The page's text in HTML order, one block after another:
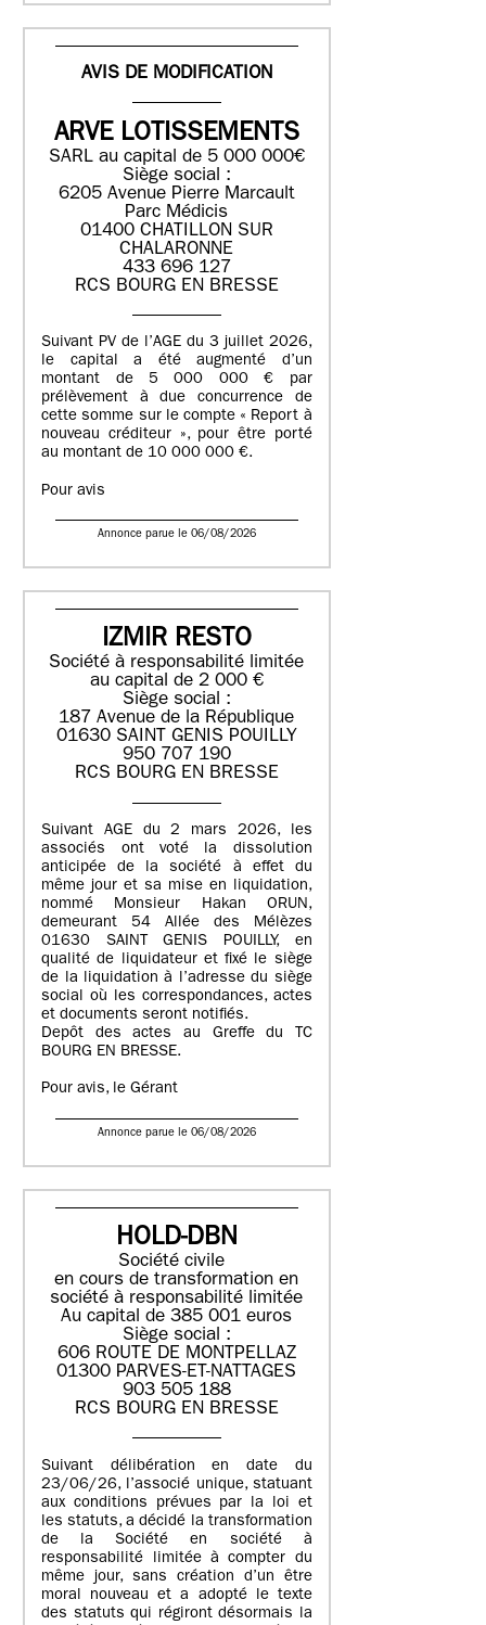
AVIS DE MODIFICATION
ARVE LOTISSEMENTS
SARL au capital de 5 000 000€
Siège social :
6205 Avenue Pierre Marcault
Parc Médicis
01400 CHATILLON SUR
CHALARONNE
433 696 127
RCS BOURG EN BRESSE
Suivant PV de l’AGE du 3 juillet 2026,
le capital a été augmenté d’un
montant de 5 000 000 € par
prélèvement à due concurrence de
cette somme sur le compte « Report à
nouveau créditeur », pour être porté
au montant de 10 000 000 €.
Pour avis
Annonce parue le 06/08/2026
IZMIR RESTO
Société à responsabilité limitée
au capital de 2 000 €
Siège social :
187 Avenue de la République
01630 SAINT GENIS POUILLY
950 707 190
RCS BOURG EN BRESSE
Suivant AGE du 2 mars 2026, les
associés ont voté la dissolution
anticipée de la société à effet du
même jour et sa mise en liquidation,
nommé Monsieur Hakan ORUN,
demeurant 54 Allée des Mélèzes
01630 SAINT GENIS POUILLY, en
qualité de liquidateur et fixé le siège
de la liquidation à l’adresse du siège
social où les correspondances, actes
et documents seront notifiés.
Depôt des actes au Greffe du TC
BOURG EN BRESSE.
Pour avis, le Gérant
Annonce parue le 06/08/2026
HOLD-DBN
Société civile
en cours de transformation en
société à responsabilité limitée
Au capital de 385 001 euros
Siège social :
606 ROUTE DE MONTPELLAZ
01300 PARVES-ET-NATTAGES
903 505 188
RCS BOURG EN BRESSE
Suivant délibération en date du
23/06/26, l’associé unique, statuant
aux conditions prévues par la loi et
les statuts, a décidé la transformation
de la Société en société à
responsabilité limitée à compter du
même jour, sans création d’un être
moral nouveau et a adopté le texte
des statuts qui régiront désormais la